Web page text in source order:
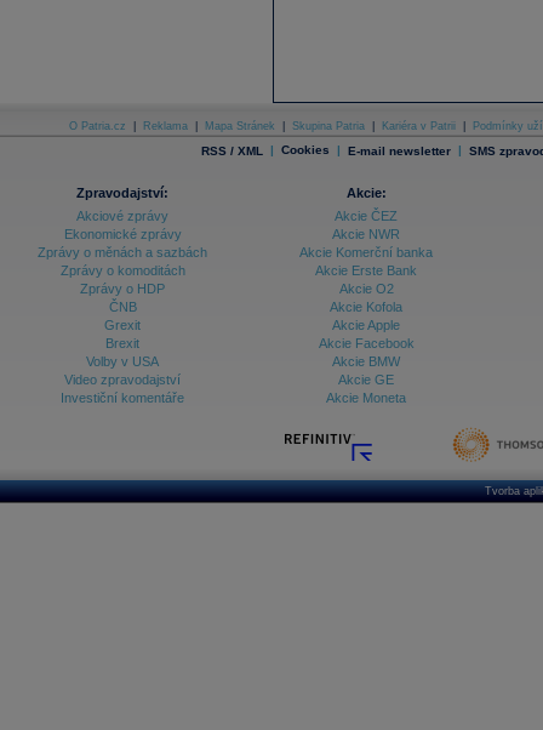
O Patria.cz Reklama Mapa Stránek Skupina Patria Kariéra v Patrii Podmínky
RSS / XML | Cookies | E-mail newsletter | SMS
Zpravodajství:
Akciové zprávy
Ekonomické zprávy
Zprávy o měnách a sazbách
Zprávy o komoditách
Zprávy o HDP
ČNB
Grexit
Brexit
Volby v USA
Video zpravodajství
Investiční komentáře
Akcie:
Akcie ČEZ
Akcie NWR
Akcie Komerční banka
Akcie Erste Bank
Akcie O2
Akcie Kofola
Akcie Apple
Akcie Facebook
Akcie BMW
Akcie GE
Akcie Moneta
Tvorba